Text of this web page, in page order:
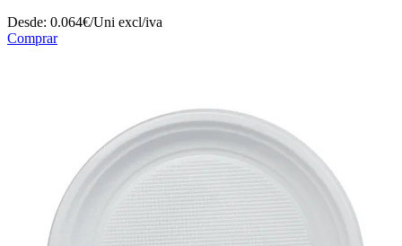
Desde: 0.064€/Uni excl/iva
Comprar